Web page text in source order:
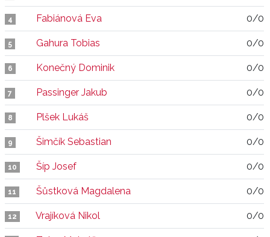
4 Fabiánová Eva 0/0
5 Gahura Tobias 0/0
6 Konečný Dominik 0/0
7 Passinger Jakub 0/0
8 Plšek Lukáš 0/0
9 Šimčík Sebastian 0/0
10 Šíp Josef 0/0
11 Šůstková Magdalena 0/0
12 Vrajíková Nikol 0/0